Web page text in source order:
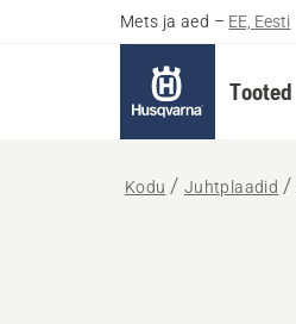
Mets ja aed – EE, Eesti
Tooted
Kodu Juhtplaadid